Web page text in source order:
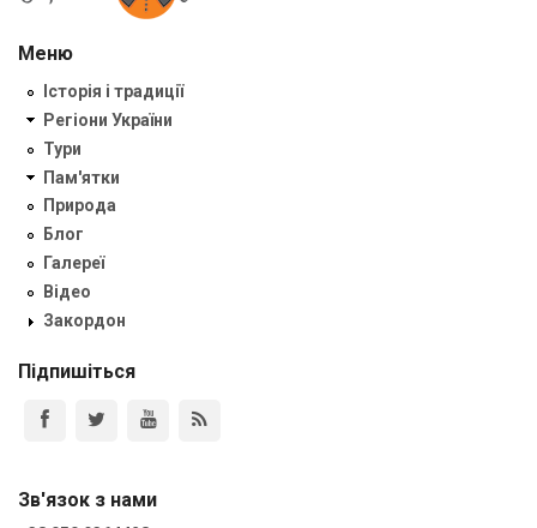
Меню
Історія і традиції
Регіони України
Тури
Пам'ятки
Природа
Блог
Галереї
Відео
Закордон
Підпишіться
Зв'язок з нами